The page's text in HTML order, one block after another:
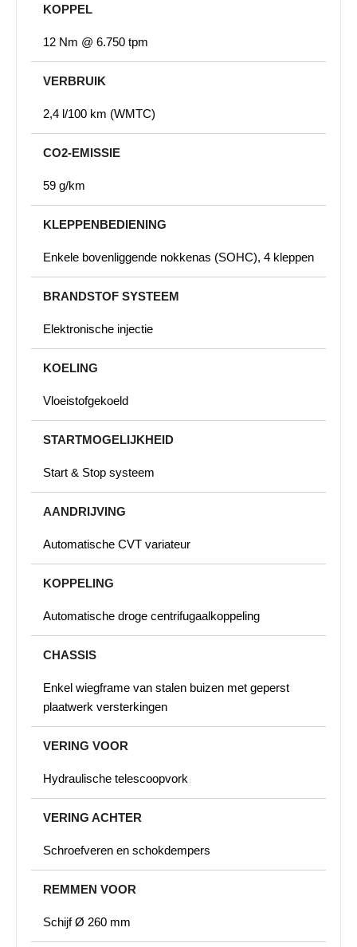
KOPPEL
12 Nm @ 6.750 tpm
VERBRUIK
2,4 l/100 km (WMTC)
CO2-EMISSIE
59 g/km
KLEPPENBEDIENING
Enkele bovenliggende nokkenas (SOHC), 4 kleppen
BRANDSTOF SYSTEEM
Elektronische injectie
KOELING
Vloeistofgekoeld
STARTMOGELIJKHEID
Start & Stop systeem
AANDRIJVING
Automatische CVT variateur
KOPPELING
Automatische droge centrifugaalkoppeling
CHASSIS
Enkel wiegframe van stalen buizen met geperst
plaatwerk versterkingen
VERING VOOR
Hydraulische telescoopvork
VERING ACHTER
Schroefveren en schokdempers
REMMEN VOOR
Schijf Ø 260 mm